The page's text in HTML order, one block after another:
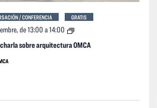
charla sobre arquitectura OMCA
de 13:00 a14:00
Paseo
charla
/ CONFERENCIA GRATIS